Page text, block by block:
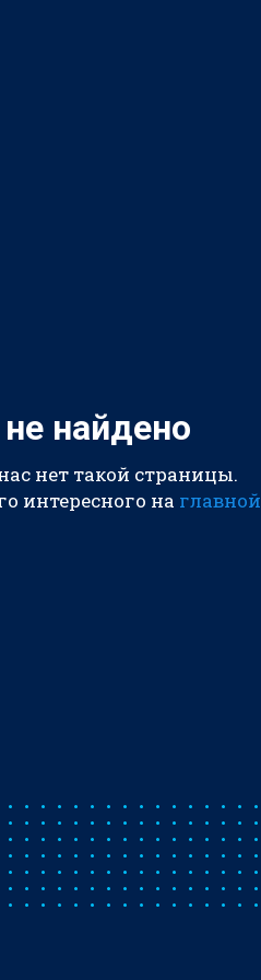
найдено
нет такой страницы.
интересного на главной